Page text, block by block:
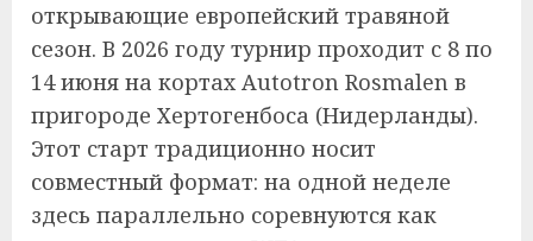
открывающие европейский травяной
сезон. В 2026 году турнир проходит с 8 по
14 июня на кортах Autotron Rosmalen в
пригороде Хертогенбоса (Нидерланды).
Этот старт традиционно носит
совместный формат: на одной неделе
здесь параллельно соревнуются как